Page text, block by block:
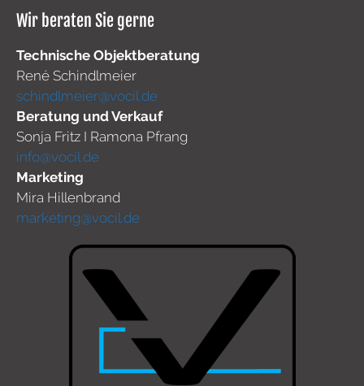
Wir beraten Sie gerne
Technische Objektberatung
René Schindlmeier
schindlmeier@vocil.de
Beratung und Verkauf
Sonja Fritz I Ramona Pfrang
info@vocil.de
Marketing
Mira Hillenbrand
marketing@vocil.de